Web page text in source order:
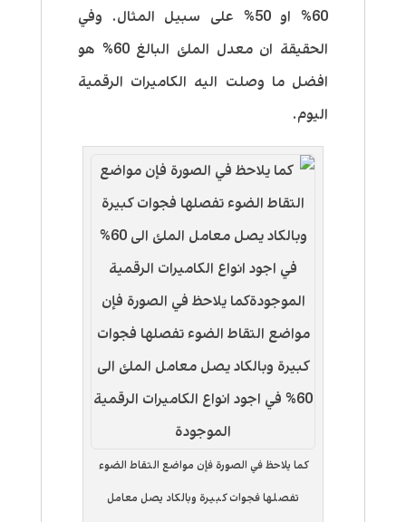
60% او 50% على سبيل المثال. وفي
الحقيقة ان معدل الملئ البالغ 60% هو
افضل ما وصلت اليه الكاميرات الرقمية
اليوم.
كما يلاحظ في الصورة فإن مواضع التقاط الضوء
تفصلها فجوات كبيرة وبالكاد يصل معامل